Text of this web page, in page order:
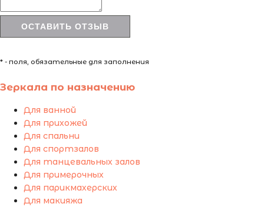
* - поля, обязательные для заполнения
Зеркала по назначению
Для ванной
Для прихожей
Для спальни
Для спортзалов
Для танцевальных залов
Для примерочных
Для парикмахерских
Для макияжа